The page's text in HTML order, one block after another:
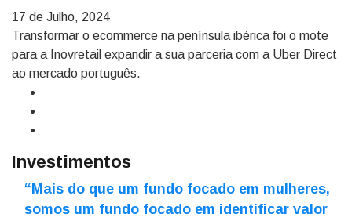
17 de Julho, 2024
Transformar o ecommerce na península ibérica foi o mote
para a Inovretail expandir a sua parceria com a Uber Direct
ao mercado português.
Investimentos
“Mais do que um fundo focado em mulheres,
somos um fundo focado em identificar valor